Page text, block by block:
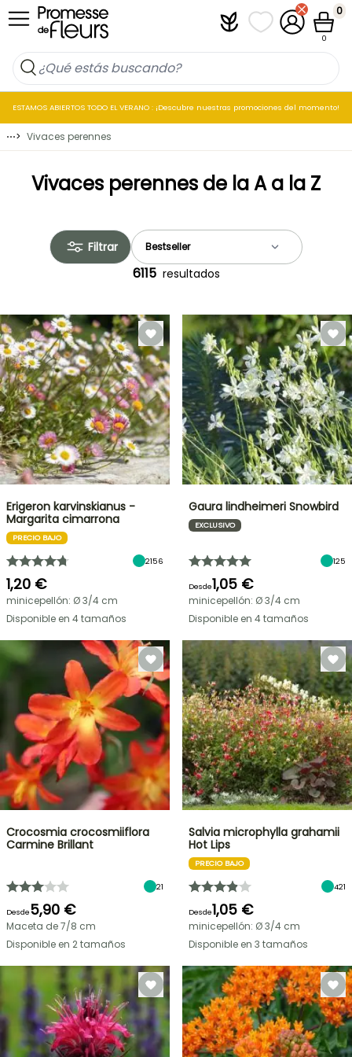
Ir al contenido PlantfitMis listas de
Mi cuenta
Cesta
0
0
ESTAMOS ABIERTOS TODO EL VERANO : ¡Descubre nuestras promociones del momento!
⋯> Vivaces perennes
Vivaces perennes de la A a la Z
Filtrar
6115 resultados
RELÁMPAGO
¡HASTA
UN
30
Erigeron karvinskianus -
Margarita cimarrona
PRECIO BAJO
2156
1,20 €
minicepellón: Ø 3/4 cm
Disponible en 4 tamaños
Gaura lindheimeri Snowbird
EXCLUSIVO
125
Desde1,05 €
minicepellón: Ø 3/4 cm
Disponible en 4 tamaños
Crocosmia crocosmiiflora
Carmine Brillant
21
Desde5,90 €
Maceta de 7/8 cm
Disponible en 2 tamaños
Salvia microphylla grahamii
Hot Lips
PRECIO BAJO
421
Desde1,05 €
minicepellón: Ø 3/4 cm
Disponible en 3 tamaños